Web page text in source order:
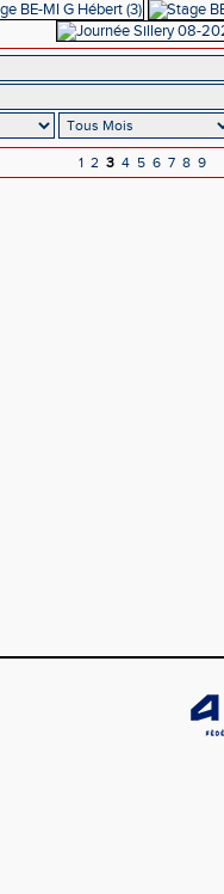
1 2 3 4 5 6 7 8 9